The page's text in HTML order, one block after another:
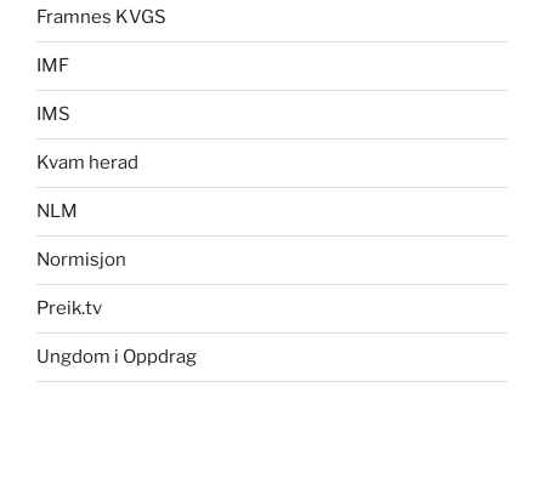
Framnes KVGS
IMF
IMS
Kvam herad
NLM
Normisjon
Preik.tv
Ungdom i Oppdrag